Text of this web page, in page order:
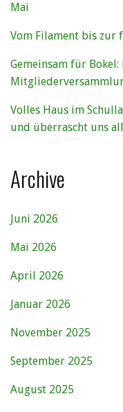
Mai
Vom Filament bis zur
Gemeinsam für
Volles Haus im
und überrascht uns
Archive
Juni 2026
Mai 2026
April 2026
Januar 2026
November 2025
September 2025
August 2025